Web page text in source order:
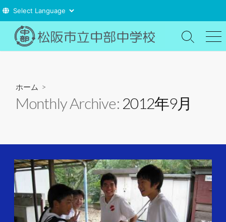
テ
検
索
メ
ニ
ホーム >
Monthly Archive: 2012年9月